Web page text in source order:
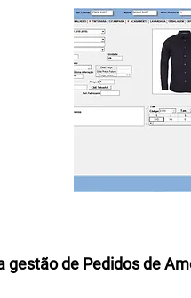
gestão de Pedidos de